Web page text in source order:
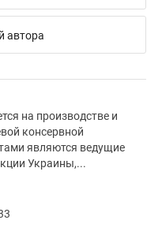
автора
на производстве и
консервной
являются ведущие
Украины,...